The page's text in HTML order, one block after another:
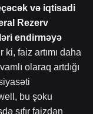
və iqtisadi
Rezerv
endirməyə
faiz artımı daha
olaraq artdığı
bu şoku
sıfır faizdən